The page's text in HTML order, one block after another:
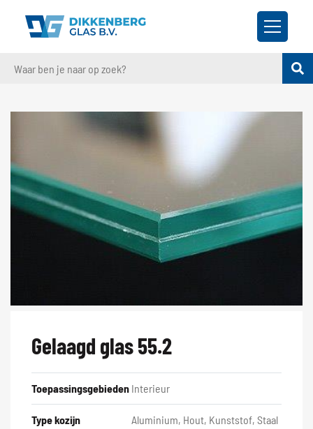
Gelaagd glas 55.2
Toepassingsgebieden Interieur
Type kozijn Aluminium, Hout, Kunststof, Staal